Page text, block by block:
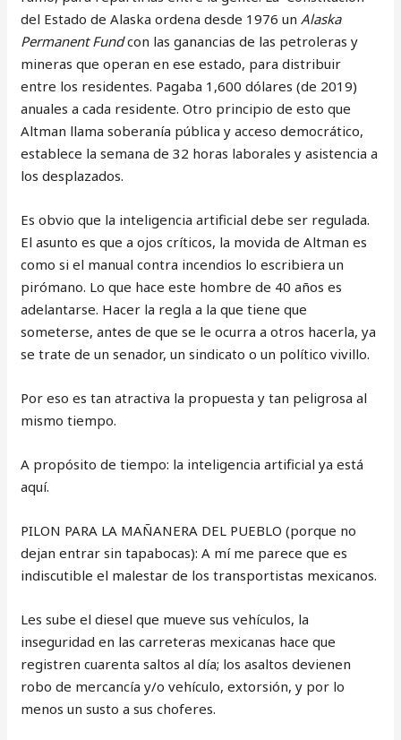
del Estado de Alaska ordena desde 1976 unAlaska
Permanent Fundcon las ganancias de las petroleras y
mineras que operan en ese estado, para distribuir
entre los residentes. Pagaba 1,600 dólares (de 2019)
anuales a cada residente. Otro principio de esto que
Altman llama soberanía pública y acceso democrático,
establece la semana de 32 horas laborales y asistencia a
los desplazados.
Es obvio que la inteligencia artificial debe ser regulada.
El asunto es que a ojos críticos, la movida de Altman es
como si el manual contra incendios lo escribiera un
pirómano. Lo que hace este hombre de 40 años es
adelantarse. Hacer la regla a la que tiene que
someterse, antes de que se le ocurra a otros hacerla, ya
se trate de un senador, un sindicato o un político vivillo.
Por eso es tan atractiva la propuesta y tan peligrosa al
mismo tiempo.
A propósito de tiempo: la inteligencia artificial ya está
aquí.
PILON PARA LA MAÑANERA DEL PUEBLO (porque no
dejan entrar sin tapabocas): A mí me parece que es
indiscutible el malestar de los transportistas mexicanos.
Les sube el diesel que mueve sus vehículos, la
inseguridad en las carreteras mexicanas hace que
registren cuarenta saltos al día; los asaltos devienen
robo de mercancía y/o vehículo, extorsión, y por lo
menos un susto a sus choferes.